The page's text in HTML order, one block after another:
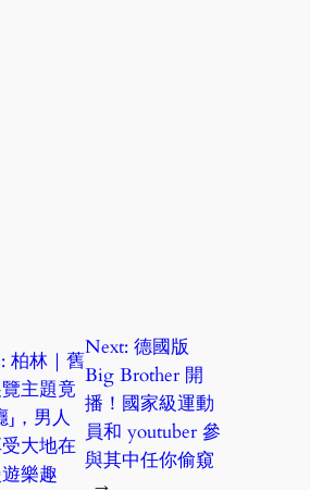
柏林｜舊
主題竟
」，男人
大地在
樂趣
Next: 德國版
Big Brother 開
播！國家級運動
員和 youtuber 參
與其中任你偷窺